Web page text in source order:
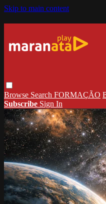
Skip to main content
Browse Search FORMAÇÃO
Subscribe Sign In